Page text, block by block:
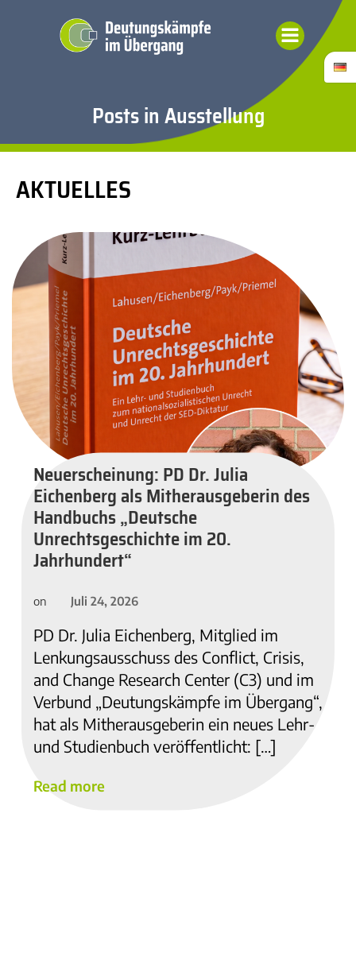
Inhalt
springen
Posts in Ausstellung
AKTUELLES
Neuerscheinung: PD Dr. Julia
Eichenberg als Mitherausgeberin des
Handbuchs „Deutsche
Unrechtsgeschichte im 20.
Jahrhundert“
on Juli 24, 2026
PD Dr. Julia Eichenberg, Mitglied im
Lenkungsausschuss des Conflict, Crisis,
and Change Research Center (C3) und im
Verbund „Deutungskämpfe im Übergang“,
hat als Mitherausgeberin ein neues Lehr-
und Studienbuch veröffentlicht: […]
Read more